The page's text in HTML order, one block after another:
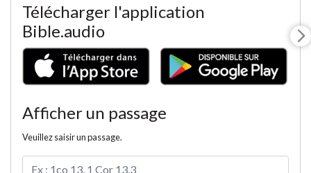
Télécharger l'application
Bible.audio
Afficher un passage
Veuillez saisir un passage.